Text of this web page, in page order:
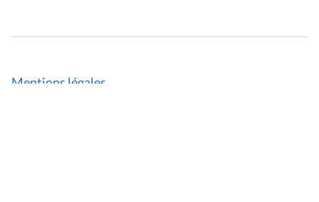
Mentions légales